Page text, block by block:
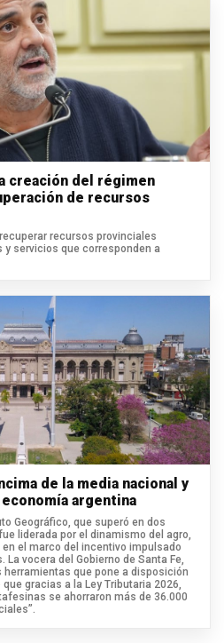
creación del régimen
de recursos
recursos provinciales
servicios que corresponden a
de la media nacional y
argentina
Geográfico, que superó en dos
liderada por el dinamismo del agro,
el marco del incentivo impulsado
vocera del Gobierno de Santa Fe,
herramientas que pone a disposición
gracias a la Ley Tributaria 2026,
se ahorraron más de 36.000